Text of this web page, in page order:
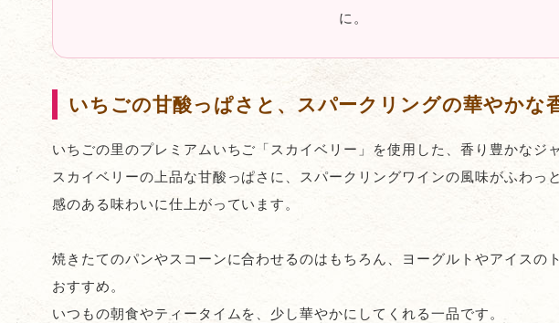
に。
いちごの甘酸っぱさと、スパークリングの華やかな
いちごの里のプレミアムいちご「スカイベリー」を使用した、香り豊かなジ
スカイベリーの上品な甘酸っぱさに、スパークリングワインの風味がふわっ
感のある味わいに仕上がっています。
焼きたてのパンやスコーンに合わせるのはもちろん、ヨーグルトやアイスの
おすすめ。
いつもの朝食やティータイムを、少し華やかにしてくれる一品です。